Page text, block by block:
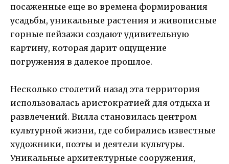
посаженные еще во времена формирования
усадьбы, уникальные растения и живописные
горные пейзажи создают удивительную
картину, которая дарит ощущение
погружения в далекое прошлое.
Несколько столетий назад эта территория
использовалась аристократией для отдыха и
развлечений. Вилла становилась центром
культурной жизни, где собирались известные
художники, поэты и деятели культуры.
Уникальные архитектурные сооружения,